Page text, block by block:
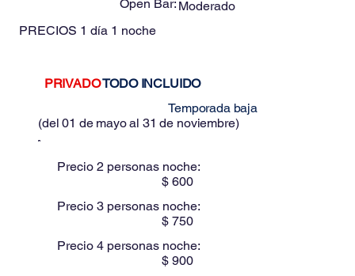
Open Bar: Moderado
PRECIOS 1 día 1 noche
PRIVADOTODO INCLUIDO
Estos precios son para:Temporada baja
(del 01 de mayo al 31 de noviembre)
Precio 2 personas noche:
$ 600
Precio 3 personas noche:
$ 750
Precio 4 personas noche:
$900